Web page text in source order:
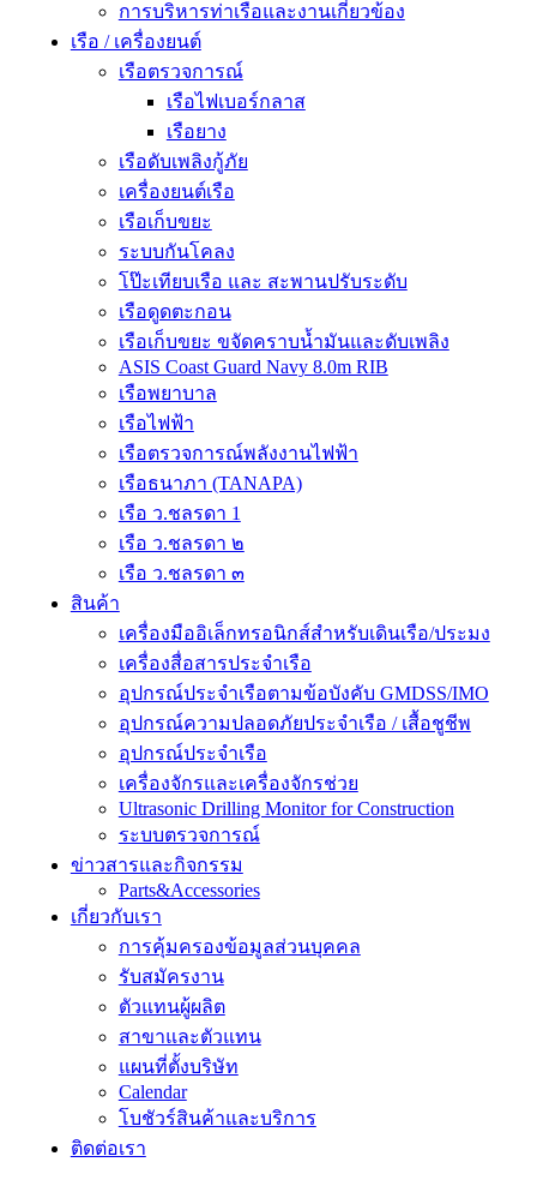
การบริหารท่าเรือและงานเกี่ยวข้อง
เรือ / เครื่องยนต์
เรือตรวจการณ์
เรือไฟเบอร์กลาส
เรือยาง
เรือดับเพลิงกู้ภัย
เครื่องยนต์เรือ
เรือเก็บขยะ
ระบบกันโคลง
โป๊ะเทียบเรือ และ สะพานปรับระดับ
เรือดูดตะกอน
เรือเก็บขยะ ขจัดคราบน้ำมันและดับเพลิง
ASIS Coast Guard Navy 8.0m RIB
เรือพยาบาล
เรือไฟฟ้า
เรือตรวจการณ์พลังงานไฟฟ้า
เรือธนาภา (TANAPA)
เรือ ว.ชลรดา 1
เรือ ว.ชลรดา ๒
เรือ ว.ชลรดา ๓
สินค้า
เครื่องมืออิเล็กทรอนิกส์สำหรับเดินเรือ/ประมง
เครื่องสื่อสารประจำเรือ
อุปกรณ์ประจำเรือตามข้อบังคับ GMDSS/IMO
อุปกรณ์ความปลอดภัยประจำเรือ / เสื้อชูชีพ
อุปกรณ์ประจำเรือ
เครื่องจักรและเครื่องจักรช่วย
Ultrasonic Drilling Monitor for Construction
ระบบตรวจการณ์
ข่าวสารและกิจกรรม
Parts&Accessories
เกี่ยวกับเรา
การคุ้มครองข้อมูลส่วนบุคคล
รับสมัครงาน
ตัวแทนผู้ผลิต
สาขาและตัวแทน
แผนที่ตั้งบริษัท
Calendar
โบชัวร์สินค้าและบริการ
ติดต่อเรา